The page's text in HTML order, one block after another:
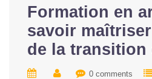
Formation en
savoir
de la transition
0 comments